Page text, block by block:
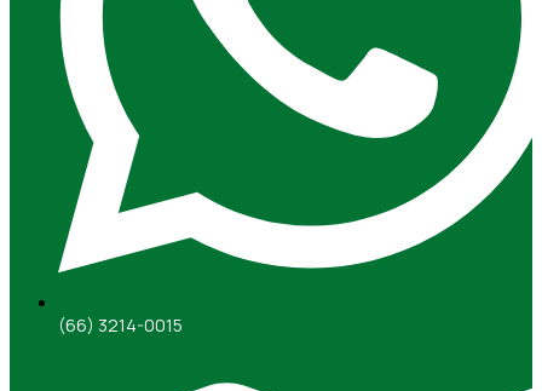
(66) 3214-0015